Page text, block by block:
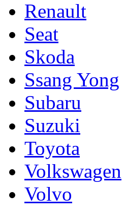
Renault
Seat
Skoda
Ssang Yong
Subaru
Suzuki
Toyota
Volkswagen
Volvo